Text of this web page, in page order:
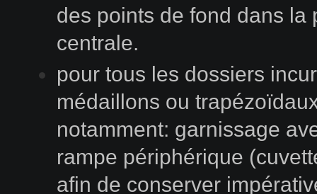
des points de fond dans la
centrale.
pour tous les dossiers
médaillons ou
notamment: garnissage
rampe périphérique
afin de conserver